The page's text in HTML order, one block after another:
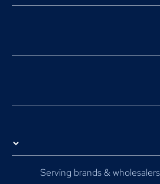
Serving brands &